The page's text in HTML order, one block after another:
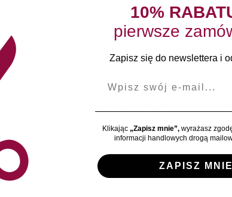
włosami.
mokre włosy, a następnie po dokładnym umyciu
10%
pierwsze
Zapisz się do newslettera i
Klikając „Zapisz mnie”,wyrażasz
informacji handlowych drogą
ZAPISZ MNIE